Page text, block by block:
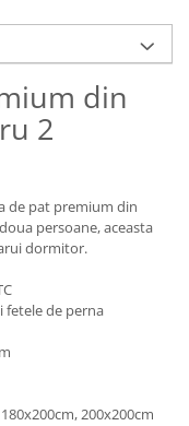
din
2
de pat premium din
persoane, aceasta
dormitor.
fetele de perna
200x200cm